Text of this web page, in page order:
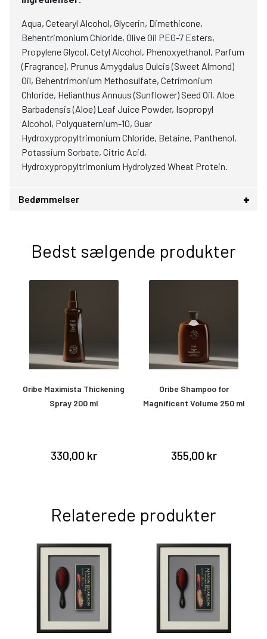
Aqua, Cetearyl Alcohol, Glycerin, Dimethicone,
Behentrimonium Chloride, Olive Oil PEG-7 Esters,
Propylene Glycol, Cetyl Alcohol, Phenoxyethanol, Parfum
(Fragrance), Prunus Amygdalus Dulcis (Sweet Almond)
Oil, Behentrimonium Methosulfate, Cetrimonium
Chloride, Helianthus Annuus (Sunflower) Seed Oil, Aloe
Barbadensis (Aloe) Leaf Juice Powder, Isopropyl
Alcohol, Polyquaternium-10, Guar
Hydroxypropyltrimonium Chloride, Betaine, Panthenol,
Potassium Sorbate, Citric Acid,
Hydroxypropyltrimonium Hydrolyzed Wheat Protein.
Bedømmelser
Bedst sælgende produkter
Oribe Maximista Thickening
Spray 200 ml
330,00 kr
Oribe Shampoo for
Magnificent Volume 250 ml
355,00 kr
Relaterede produkter